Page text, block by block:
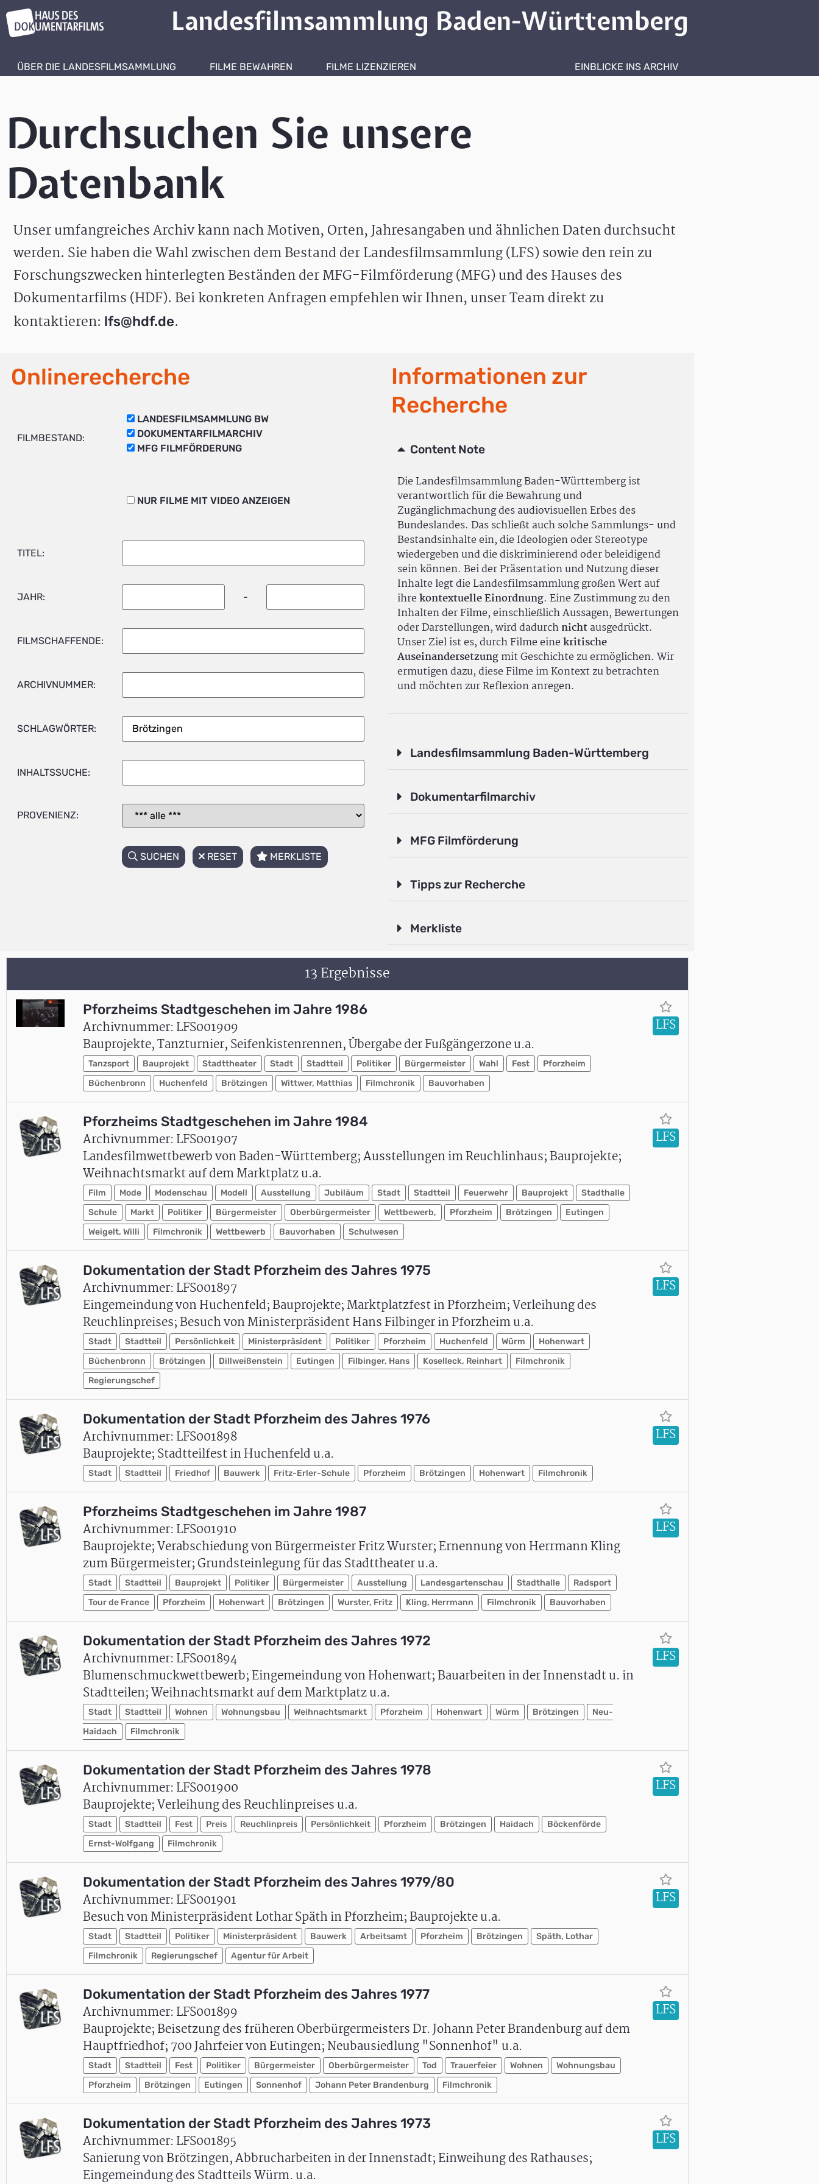
Landesfilmsammlung Baden-Württemberg
ÜBER DIE LANDESFILMSAMMLUNG FILME BEWAHREN FILME LIZENZIEREN EINBLICKE INS ARCHIV
Durchsuchen Sie unsere
Datenbank
Unser umfangreiches Archiv kann nach Motiven, Orten, Jahresangaben und ähnlichen Daten durchsucht
werden. Sie haben die Wahl zwischen dem Bestand der Landesfilmsammlung (LFS) sowie den rein zu
Forschungszwecken hinterlegten Beständen der MFG-Filmförderung (MFG) und des Hauses des
Dokumentarfilms (HDF). Bei konkreten Anfragen empfehlen wir Ihnen, unser Team direkt zu
kontaktieren: lfs@hdf.de.
Onlinerecherche
FILMBESTAND:
LANDESFILMSAMMLUNG BW
DOKUMENTARFILMARCHIV
MFG FILMFÖRDERUNG
NUR FILME MIT VIDEO ANZEIGEN
TITEL:
JAHR: -
FILMSCHAFFENDE:
ARCHIVNUMMER:
SCHLAGWÖRTER:
INHALTSSUCHE:
PROVENIENZ:
SUCHEN RESET MERKLISTE
Informationen zur
Recherche
Content Note
Die Landesfilmsammlung Baden-Württemberg ist
verantwortlich für die Bewahrung und
Zugänglichmachung des audiovisuellen Erbes des
Bundeslandes. Das schließt auch solche Sammlungs- und
Bestandsinhalte ein, die Ideologien oder Stereotype
wiedergeben und die diskriminierend oder beleidigend
sein können. Bei der Präsentation und Nutzung dieser
Inhalte legt die Landesfilmsammlung großen Wert auf
ihrekontextuelle Einordnung. Eine Zustimmung zu den
Inhalten der Filme, einschließlich Aussagen, Bewertungen
oder Darstellungen, wird dadurchnichtausgedrückt.
Unser Ziel ist es, durch Filme einekritische
Auseinandersetzungmit Geschichte zu ermöglichen. Wir
ermutigen dazu, diese Filme im Kontext zu betrachten
und möchten zur Reflexion anregen.
Landesfilmsammlung Baden-Württemberg
Dokumentarfilmarchiv
MFG Filmförderung
Tipps zur Recherche
Merkliste
13 Ergebnisse
Pforzheims Stadtgeschehen im Jahre 1986
Archivnummer: LFS001909
Bauprojekte, Tanzturnier, Seifenkistenrennen, Übergabe der Fußgängerzone u.a.
Tanzsport Bauprojekt Stadttheater Stadt Stadtteil Politiker Bürgermeister Wahl Fest
Pforzheim
Büchenbronn
Huchenfeld Brötzingen Wittwer, Matthias Filmchronik Bauvorhaben
LFS
Pforzheims Stadtgeschehen im Jahre 1984
Archivnummer: LFS001907
Landesfilmwettbewerb von Baden-Württemberg; Ausstellungen im Reuchlinhaus; Bauprojekte;
Weihnachtsmarkt auf dem Marktplatz u.a.
Film Mode Modenschau Modell Ausstellung Jubiläum Stadt Stadtteil Feuerwehr Bauprojekt
Stadthalle
Schule
Markt Politiker Bürgermeister Oberbürgermeister Wettbewerb, Pforzheim Brötzingen
Eutingen
Weigelt, Willi
Filmchronik Wettbewerb Bauvorhaben Schulwesen
LFS
Dokumentation der Stadt Pforzheim des Jahres 1975
Archivnummer: LFS001897
Eingemeindung von Huchenfeld; Bauprojekte; Marktplatzfest in Pforzheim; Verleihung des
Reuchlinpreises; Besuch von Ministerpräsident Hans Filbinger in Pforzheim u.a.
Stadt Stadtteil Persönlichkeit Ministerpräsident Politiker Pforzheim Huchenfeld Würm
Hohenwart
Büchenbronn
Brötzingen Dillweißenstein Eutingen Filbinger, Hans Koselleck, Reinhart
Filmchronik
Regierungschef
LFS
Dokumentation der Stadt Pforzheim des Jahres 1976
Archivnummer: LFS001898
Bauprojekte; Stadtteilfest in Huchenfeld u.a.
Stadt Stadtteil Friedhof Bauwerk Fritz-Erler-Schule Pforzheim Brötzingen Hohenwart Filmchronik
LFS
Pforzheims Stadtgeschehen im Jahre 1987
Archivnummer: LFS001910
Bauprojekte; Verabschiedung von Bürgermeister Fritz Wurster; Ernennung von Herrmann Kling
zum Bürgermeister; Grundsteinlegung für das Stadttheater u.a.
Stadt Stadtteil Bauprojekt Politiker Bürgermeister Ausstellung Landesgartenschau Stadthalle
Radsport
Tour de France
Pforzheim Hohenwart Brötzingen Wurster, Fritz Kling, Herrmann Filmchronik Bauvorhaben
LFS
Dokumentation der Stadt Pforzheim des Jahres 1972
Archivnummer: LFS001894
Blumenschmuckwettbewerb; Eingemeindung von Hohenwart; Bauarbeiten in der Innenstadt u. in
Stadtteilen; Weihnachtsmarkt auf dem Marktplatz u.a.
Stadt Stadtteil Wohnen Wohnungsbau Weihnachtsmarkt Pforzheim Hohenwart Würm Brötzingen
Neu-
Haidach
Filmchronik
LFS
Dokumentation der Stadt Pforzheim des Jahres 1978
Archivnummer: LFS001900
Bauprojekte; Verleihung des Reuchlinpreises u.a.
Stadt Stadtteil Fest Preis Reuchlinpreis Persönlichkeit Pforzheim Brötzingen Haidach
Böckenförde
Ernst-Wolfgang
Filmchronik
LFS
Dokumentation der Stadt Pforzheim des Jahres 1979/80
Archivnummer: LFS001901
Besuch von Ministerpräsident Lothar Späth in Pforzheim; Bauprojekte u.a.
Stadt Stadtteil Politiker Ministerpräsident Bauwerk Arbeitsamt Pforzheim Brötzingen
Späth, Lothar
Filmchronik
Regierungschef Agentur für Arbeit
LFS
Dokumentation der Stadt Pforzheim des Jahres 1977
Archivnummer: LFS001899
Bauprojekte; Beisetzung des früheren Oberbürgermeisters Dr. Johann Peter Brandenburg auf dem
Hauptfriedhof; 700 Jahrfeier von Eutingen; Neubausiedlung "Sonnenhof" u.a.
Stadt Stadtteil Fest Politiker Bürgermeister Oberbürgermeister Tod Trauerfeier Wohnen
Wohnungsbau
Pforzheim
Brötzingen Eutingen Sonnenhof Johann Peter Brandenburg Filmchronik
LFS
Dokumentation der Stadt Pforzheim des Jahres 1973
Archivnummer: LFS001895
Sanierung von Brötzingen, Abbrucharbeiten in der Innenstadt; Einweihung des Rathauses;
Eingemeindung des Stadtteils Würm. u.a.
LFS